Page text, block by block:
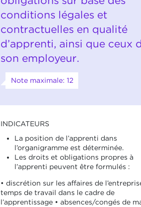
conditions légales et
contractuelles en qualité
d’apprenti, ainsi que ceux
son employeur.
Note maximale: 12
INDICATEURS
La position de l’apprenti dans
l’organigramme est déterminée.
Les droits et obligations propres à
l’apprenti peuvent être formulés :
• discrétion sur les affaires de
temps de travail dans le cadre de
l’apprentissage • absences/congés de